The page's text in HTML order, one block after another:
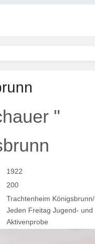
"
1922
200
Trachtenheim Königsbrunn/
Jeden Freitag Jugend- und
Aktivenprobe